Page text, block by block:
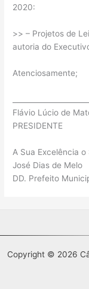
2020:
>> – Projetos de
autoria do
Atenciosamente;
Flávio Lúcio de
PRESIDENTE
A Sua Excelência o
José Dias de Melo
DD. Prefeito
Copyright © 2026